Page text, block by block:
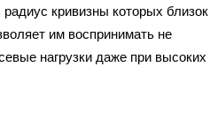
кривизны которых близок
им воспринимать не
нагрузки даже при высоких